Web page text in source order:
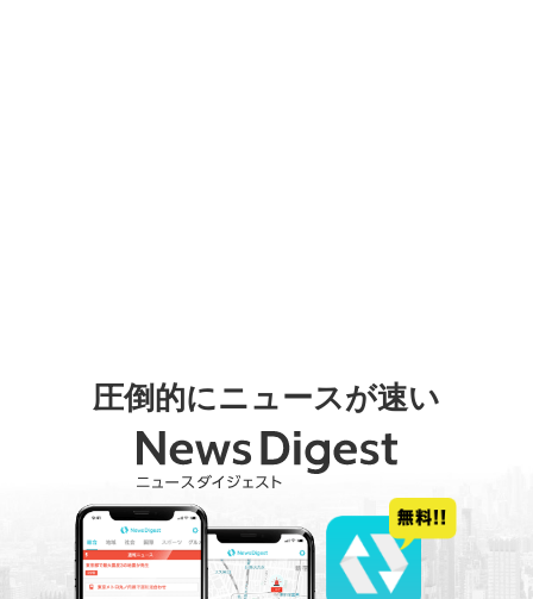
圧倒的にニュースが速い